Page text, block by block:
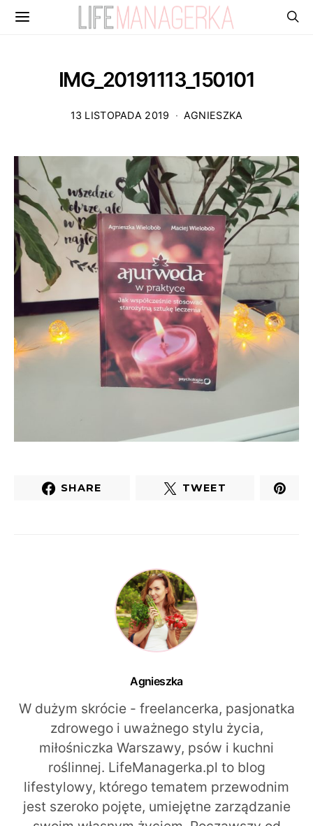
IMG_20191113_150101
13 LISTOPADA 2019 AGNIESZKA
SHARE TWEET
Agnieszka
W dużym skrócie - freelancerka, pasjonatka
zdrowego i uważnego stylu życia,
miłośniczka Warszawy, psów i kuchni
roślinnej. LifeManagerka.pl to blog
lifestylowy, którego tematem przewodnim
jest szeroko pojęte, umiejętne zarządzanie